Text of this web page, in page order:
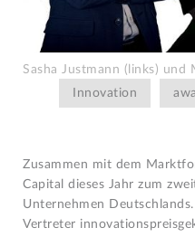
Sasha Justmann (links) und
Innovation
Zusammen mit dem
Capital dieses Jahr zum
Unternehmen
Vertreter